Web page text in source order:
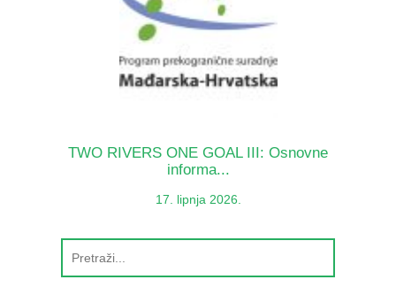
TWO RIVERS ONE GOAL III: Osnovne
informa...
17. lipnja 2026.